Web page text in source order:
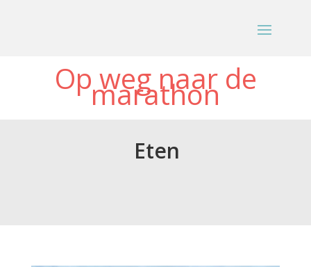
Op weg naar de
marathon
Eten